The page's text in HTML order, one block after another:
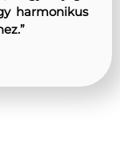
harmonikus